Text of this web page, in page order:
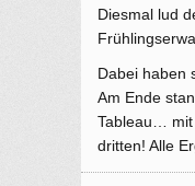
Diesmal lud
Dabei haben
Am Ende
Tableau… mit
dritten! Alle